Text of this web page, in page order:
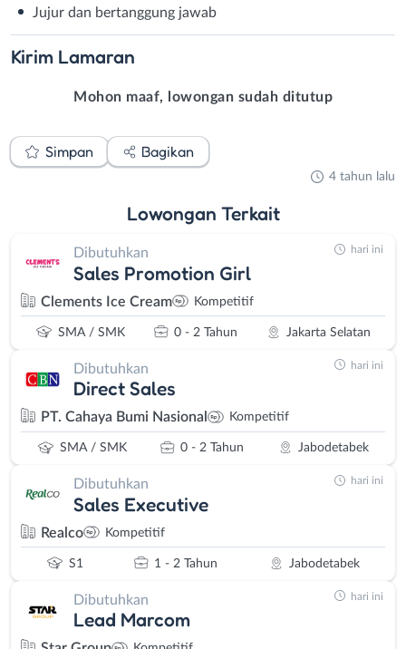
Jujur dan bertanggung jawab
Kirim Lamaran
Mohon maaf, lowongan sudah ditutup
Simpan Bagikan
4 tahun lalu
Lowongan Terkait
Dibutuhkan
Sales Promotion Girl
Clements Ice Cream Kompetitif
SMA / SMK 0 - 2 Tahun Jakarta Selatan
hari ini
Dibutuhkan
Direct Sales
PT. Cahaya Bumi Nasional Kompetitif
SMA / SMK 0 - 2 Tahun Jabodetabek
hari ini
Dibutuhkan
Sales Executive
Realco Kompetitif
S1 1 - 2 Tahun Jabodetabek
hari ini
Dibutuhkan
Lead Marcom
hari ini